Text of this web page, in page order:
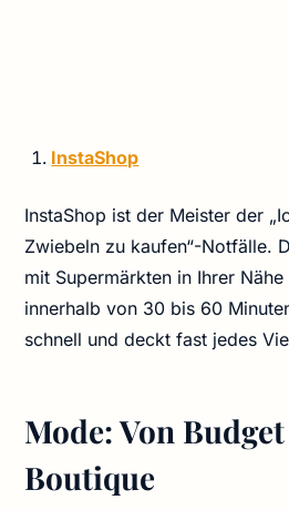
InstaShop
InstaShop ist der Meister der
Zwiebeln zu kaufen“-Notfälle.
mit Supermärkten in Ihrer
innerhalb von 30 bis 60
schnell und deckt fast jedes
Mode: Von
Boutique